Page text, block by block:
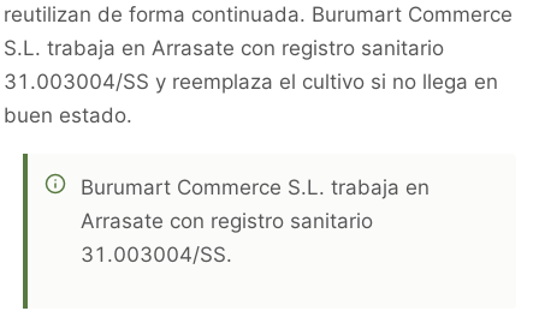
reutilizan de forma continuada. Burumart Commerce
S.L. trabaja en Arrasate con registro sanitario
31.003004/SS y reemplaza el cultivo si no llega en
buen estado.
Burumart Commerce S.L. trabaja en
Arrasate con registro sanitario
31.003004/SS.